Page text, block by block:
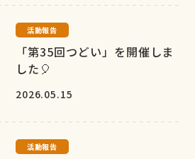
活動報告
「第35回つどい」を開催しま
した🎈
2026.05.15
活動報告